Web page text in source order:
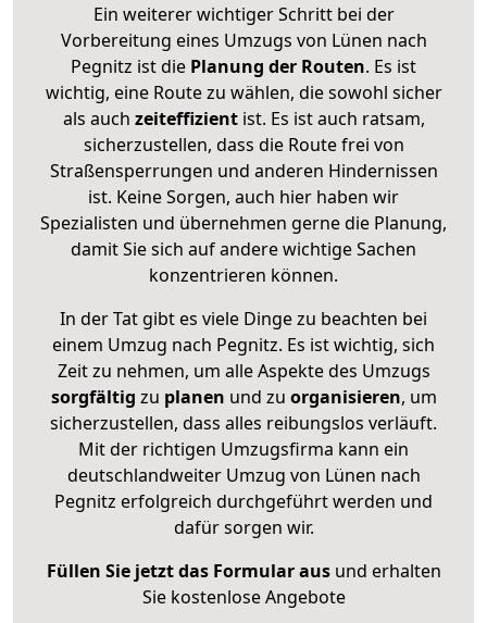
Ein weiterer wichtiger Schritt bei der
Vorbereitung eines Umzugs von Lünen nach
Pegnitz ist die Planung der Routen. Es ist
wichtig, eine Route zu wählen, die sowohl sicher
als auch zeiteffizientist. Es ist auch ratsam,
sicherzustellen, dass die Route frei von
Straßensperrungen und anderen Hindernissen
ist. Keine Sorgen, auch hier haben wir
Spezialisten und übernehmen gerne die Planung,
damit Sie sich auf andere wichtige Sachen
konzentrieren können.
In der Tat gibt es viele Dinge zu beachten bei
einem Umzug nach Pegnitz. Es ist wichtig, sich
Zeit zu nehmen, um alle Aspekte des Umzugs
sorgfältig zu planen und zu organisieren, um
sicherzustellen, dass alles reibungslos verläuft.
Mit der richtigen Umzugsfirma kann ein
deutschlandweiter Umzug von Lünen nach
Pegnitz erfolgreich durchgeführt werden und
dafür sorgen wir.
Füllen Sie jetzt das Formular ausund erhalten
Sie kostenlose Angebote